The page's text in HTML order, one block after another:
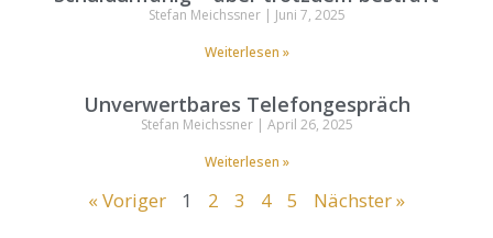
Stefan Meichssner
Juni 7, 2025
Weiterlesen »
Unverwertbares Telefongespräch
Stefan Meichssner
April 26, 2025
Weiterlesen »
« Voriger 1 2 3 4 5 Nächster »